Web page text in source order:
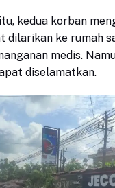
kedua korban
dilarikan ke rumah
medis.
diselamatkan.